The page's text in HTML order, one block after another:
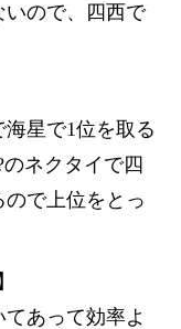
いので、四西で
星で1位を取る
ネクタイで四
で上位をとっ
あって効率よ